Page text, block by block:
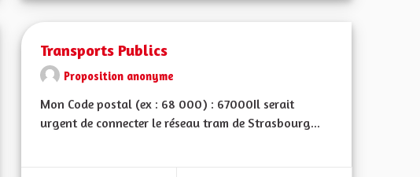
Transports Publics
Proposition anonyme
Mon Code postal (ex : 68 000) : 67000Il serait
urgent de connecter le réseau tram de Strasbourg...